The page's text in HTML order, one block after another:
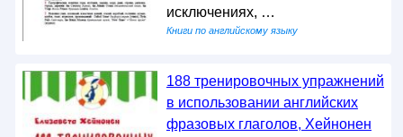
исключениях, …
Книги по английскому языку
188 тренировочных упражнений
в использовании английских
фразовых глаголов, Хейнонен